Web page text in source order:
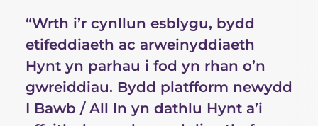
“Wrth i’r cynllun esblygu, bydd
etifeddiaeth ac arweinyddiaeth
Hynt yn parhau i fod yn rhan o’n
gwreiddiau. Bydd platfform newydd
I Bawb / All In yn dathlu Hynt a’i